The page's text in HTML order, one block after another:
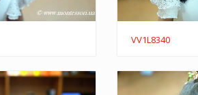
VV1L8340